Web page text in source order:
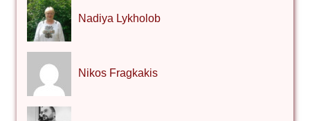
Nadiya Lykholob
Nikos Fragkakis